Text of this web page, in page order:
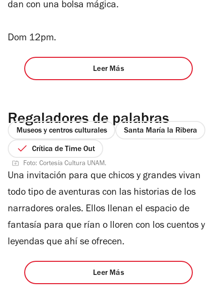
dan con una bolsa mágica.
Dom 12pm.
Leer Más
Regaladores de palabras
Museos y centros culturales Santa María la Ribera
Crítica de Time Out
Foto: Cortesía Cultura UNAM.
Una invitación para que chicos y grandes vivan
todo tipo de aventuras con las historias de los
narradores orales. Ellos llenan el espacio de
fantasía para que rían o lloren con los cuentos y
leyendas que ahí se ofrecen.
Leer Más